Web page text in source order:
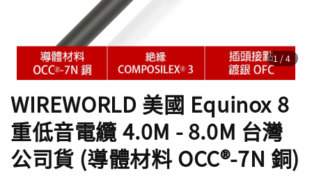
1 /4
WIREWORLD 美國 Equinox 8
重低音電纜 4.0M - 8.0M 台灣
公司貨 (導體材料 OCC®-7N 銅)